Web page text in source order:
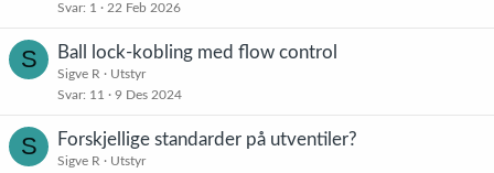
Svar 1 22 Feb 2026
S Ball lock-kobling med flow control
Sigve R
Utstyr
Svar 11 9 Des 2024
S Forskjellige standarder på utventiler?
Sigve R
Utstyr